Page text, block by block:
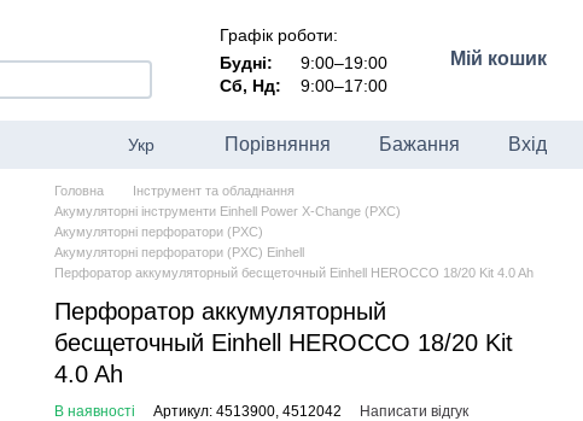
Графік роботи:
Будні:
9:00–19:00
Сб, Нд:
9:00–17:00
Мій кошик
Укр Порівняння Бажання Вхід
Головна
Інструмент та обладнання
Акумуляторні інструменти Einhell Power X-Change (PXC)
Акумуляторні перфоратори (PXC)
Акумуляторні перфоратори (PXC) Einhell
Перфоратор аккумуляторный бесщеточный Einhell HEROCCO 18/20 Kit 4.0 Ah
Перфоратор аккумуляторный
бесщеточный Einhell HEROCCO 18/20 Kit
4.0 Ah
В наявності Артикул: 4513900, 4512042 Написати відгук